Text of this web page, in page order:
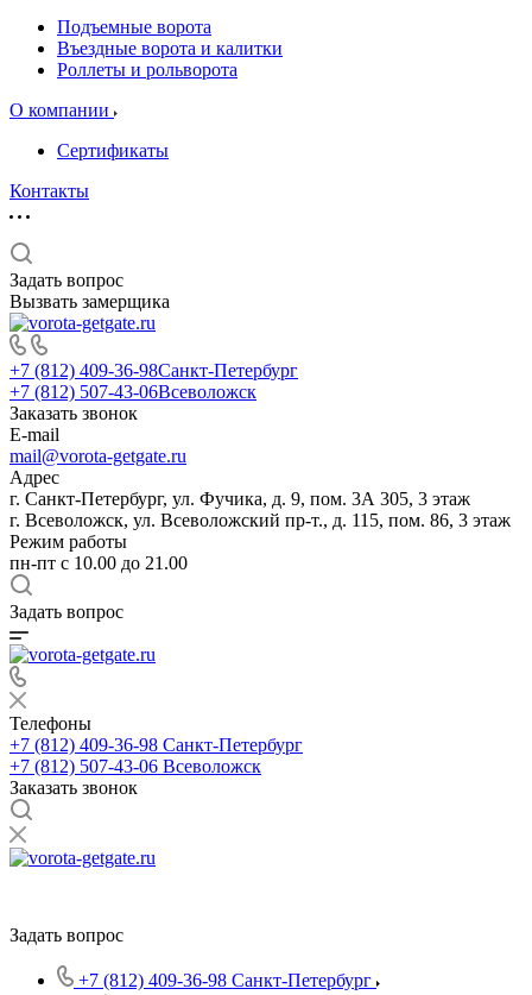
Подъемные ворота
Въездные ворота и калитки
Роллеты и рольворота
О компании
Сертификаты
Контакты
Задать вопрос
Вызвать замерщика
+7 (812) 409-36-98Санкт-Петербург
+7 (812) 507-43-06Всеволожск
Заказать звонок
E-mail
mail@vorota-getgate.ru
Адрес
г. Санкт-Петербург, ул. Фучика, д. 9, пом. 3А 305, 3 этаж
г. Всеволожск, ул. Всеволожский пр-т., д. 115, пом. 86, 3 этаж
Режим работы
пн-пт c 10.00 до 21.00
Задать вопрос
Телефоны
+7 (812) 409-36-98 Санкт-Петербург
+7 (812) 507-43-06 Всеволожск
Заказать звонок
Задать вопрос
+7 (812) 409-36-98 Санкт-Петербург